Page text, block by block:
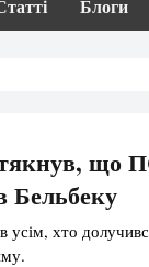
Блоги
що
Бельбеку
усім, хто